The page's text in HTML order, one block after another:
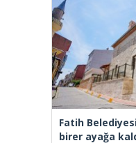
Fatih
birer ayağa